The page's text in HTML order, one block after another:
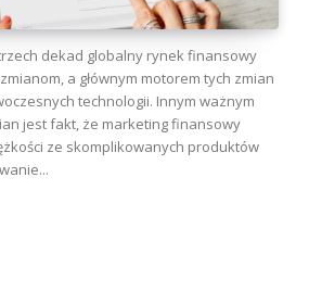
dekad globalny rynek finansowy
a głównym motorem tych zmian
technologii. Innym ważnym
jest fakt, że marketing finansowy
ze skomplikowanych produktów